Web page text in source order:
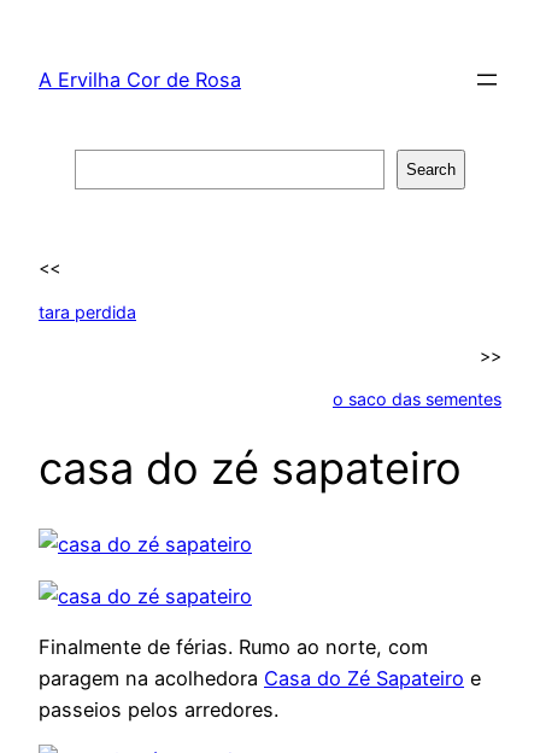
content
A Ervilha Cor de Rosa
Search
<<
tara perdida
>>
o saco das sementes
casa do zé sapateiro
Finalmente de férias. Rumo ao norte, com
paragem na acolhedora Casa do Zé Sapateiro e
passeios pelos arredores.